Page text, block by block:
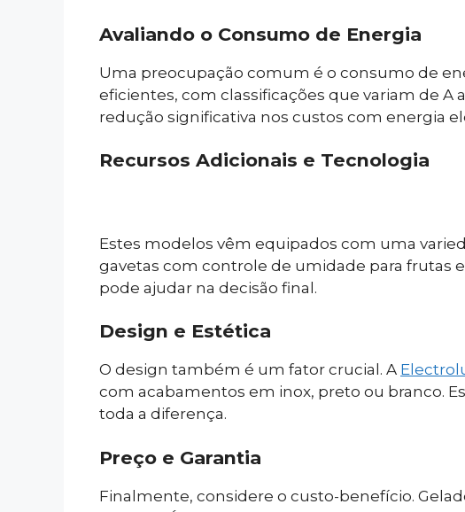
Avaliando o Consumo de Energia
Uma preocupação comum é o consumo de
eficientes, com classificações que variam de
redução significativa nos custos com energia
Recursos Adicionais e Tecnologia
Estes modelos vêm equipados com uma
gavetas com controle de umidade para frutas
pode ajudar na decisão final.
Design e Estética
O design também é um fator crucial. A
com acabamentos em inox, preto ou branco.
toda a diferença.
Preço e Garantia
Finalmente, considere o custo-benefício.